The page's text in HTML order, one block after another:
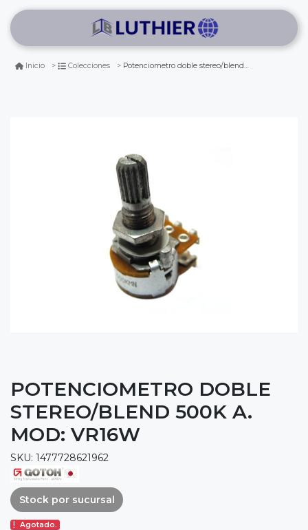
Inicio Colecciones Potenciometro doble stereo/blend 500k a. mod: vr16w
POTENCIOMETRO DOBLE
STEREO/BLEND 500K A.
MOD: VR16W
SKU: 1477728621962
Stock por sucursal
Agotado.